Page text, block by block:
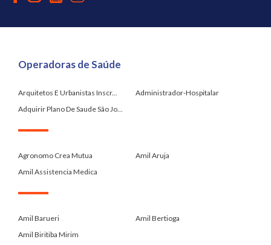
Operadoras de Saúde
Arquitetos E Urbanistas Inscr...
Administrador-Hospitalar
Adquirir Plano De Saude São Jo...
Agronomo Crea Mutua
Amil Aruja
Amil Assistencia Medica
Amil Barueri
Amil Bertioga
Amil Biritiba Mirim